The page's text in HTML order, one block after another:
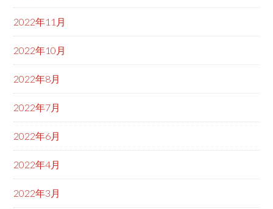
2022年11月
2022年10月
2022年8月
2022年7月
2022年6月
2022年4月
2022年3月